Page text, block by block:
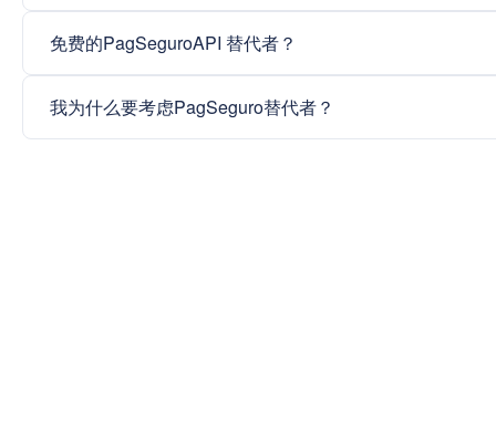
免费的PagSeguroAPI 替代者？
我为什么要考虑PagSeguro替代者？